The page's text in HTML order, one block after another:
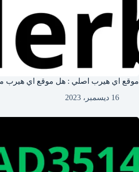
موقع اي هيرب اصلي : هل موقع اي هيرب
16 ديسمبر، 2023